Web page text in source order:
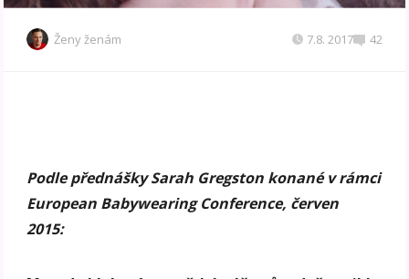
Ženy ženám 7.8. 2017 42
Podle přednášky Sarah Gregston konané v rámci
European Babywearing Conference, červen
2015: